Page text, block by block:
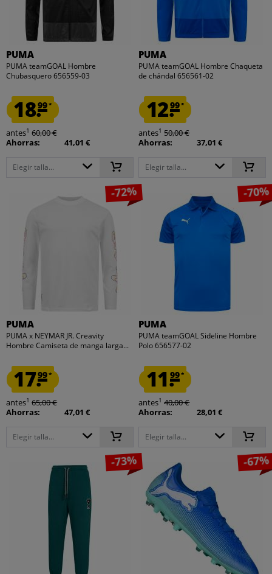
PUMA
PUMA teamGOAL Hombre
Chubasquero 656559-03
18.99*
antes1 60,00 €
Ahorras:
41,01 €
Elegir talla...
PUMA
PUMA teamGOAL Hombre Chaqueta
de chándal 656561-02
12.99*
antes1 50,00 €
Ahorras:
37,01 €
Elegir talla...
-72%
PUMA
PUMA x NEYMAR JR. Creavity
Hombre Camiseta de manga larga...
17.99*
antes1 65,00 €
Ahorras:
47,01 €
Elegir talla...
-70%
PUMA
PUMA teamGOAL Sideline Hombre
Polo 656577-02
11.99*
antes1 40,00 €
Ahorras:
28,01 €
Elegir talla...
-73% -67%